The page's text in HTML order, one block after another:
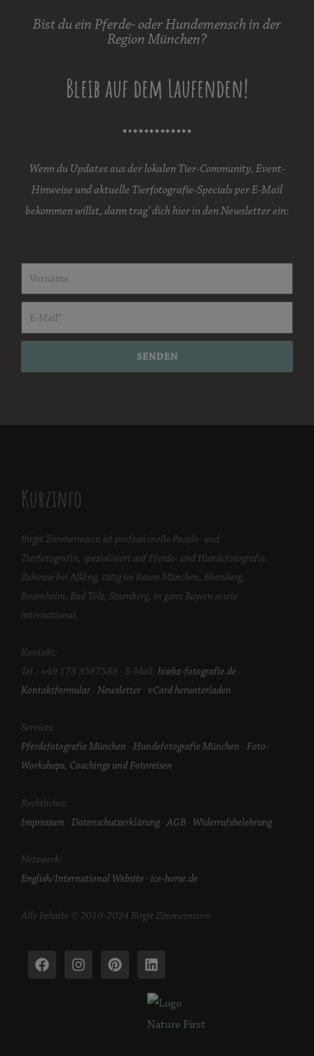
Bist du ein Pferde- oder Hundemensch in der
Region München?
Bleib auf dem Laufenden!
Wenn du Updates aus der lokalen Tier-Community, Event-
Hinweise und aktuelle Tierfotografie-Specials per E-Mail
bekommen willst, dann trag‘ dich hier in den Newsletter ein:
SENDEN
Kurzinfo
Birgit Zimmermann ist professionelle People- und
Tierfotografin, spezialisiert auf Pferde- und Hundefotografie.
Zuhause bei Aßling, tätig im Raum München, Ebersberg,
Rosenheim, Bad Tölz, Starnberg, in ganz Bayern sowie
international.
Kontakt:
Tel.: +49 173 3587589 · E-Mail: hi@bz-fotografie.de ·
Kontaktformular· Newsletter· vCard herunterladen
Services:
Pferdefotografie München · Hundefotografie München · Foto-
Workshops, Coachings und Fotoreisen
Rechtliches:
Impressum · Datenschutzerklärung·AGB · Widerrufsbelehrung
Netzwerk:
English/International Website · ice-horse.de
Alle Inhalte © 2010-2024 Birgit Zimmermann.